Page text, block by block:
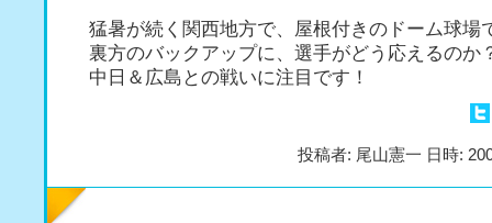
猛暑が続く関西地方で、屋根付きのドーム球
裏方のバックアップに、選手がどう応えるのか
中日＆広島との戦いに注目です！
投稿者: 尾山憲一 日時: